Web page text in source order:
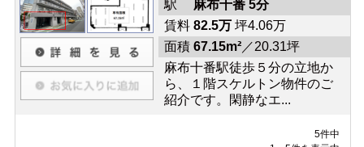
駅 麻布十番 5分
賃料 82.5万坪4.06万
面積 67.15m²／20.31坪
麻布十番駅徒歩５分の立地か
ら、１階スケルトン物件のご
紹介です。閑静なエ...
5件中